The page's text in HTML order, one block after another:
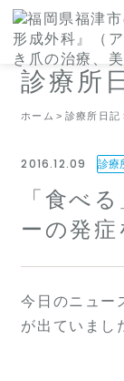
診療所
ホーム 診療所日記
2016.12.09 診療
「食べ
ーの発症
今日のニュー
が出ていまし